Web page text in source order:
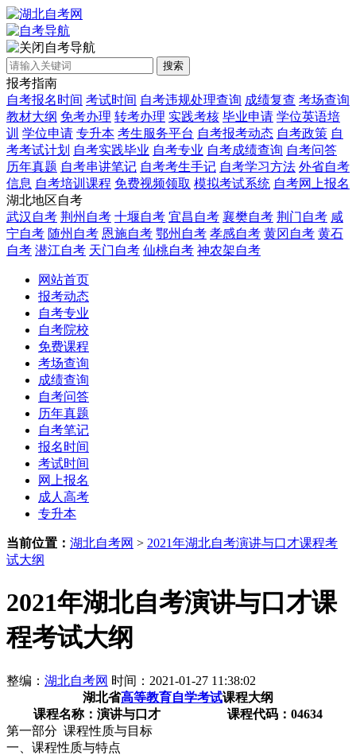
自考导航
搜索
报考指南
自考报名时间 考试时间 自考违规处理查询 成绩复查 考场查询
教材大纲 免考办理 转考办理 实践考核 毕业申请 学位英语培
训 学位申请 专升本 考生服务平台 自考报考动态 自考政策 自
考考试计划 自考实践毕业 自考专业 自考成绩查询 自考问答
历年真题 自考串讲笔记 自考考生手记 自考学习方法 外省自考
信息 自考培训课程 免费视频领取 模拟考试系统 自考网上报名
湖北地区自考
武汉自考 荆州自考 十堰自考 宜昌自考 襄樊自考 荆门自考 咸
宁自考 随州自考 恩施自考 鄂州自考 孝感自考 黄冈自考 黄石
自考 潜江自考 天门自考 仙桃自考 神农架自考
网站首页
报考动态
自考专业
自考院校
免费课程
考场查询
成绩查询
自考问答
历年真题
自考笔记
报名时间
考试时间
网上报名
成人高考
专升本
当前位置： 湖北自考网 > 2021年湖北自考演讲与口才课程考
试大纲
2021年湖北自考演讲与口才课
程考试大纲
整编： 湖北自考网 时间：2021-01-27 11:38:02
湖北省高等教育自学考试课程大纲
课程名称：演讲与口才 课程代码：04634
第一部分 课程性质与目标
一、课程性质与特点